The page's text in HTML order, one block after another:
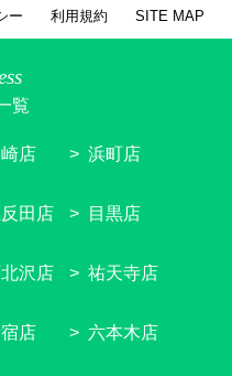
ー 利用規約 SITE MAP
覧
崎店
田店
沢店
店
浜町店
目黒店
祐天寺店
六本木店